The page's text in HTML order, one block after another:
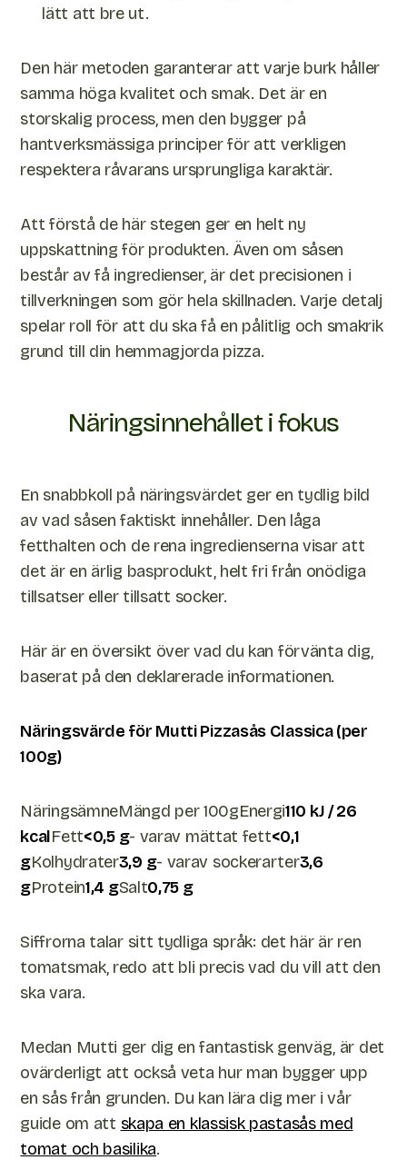
lätt att bre ut.
Den här metoden garanterar att varje burk håller
samma höga kvalitet och smak. Det är en
storskalig process, men den bygger på
hantverksmässiga principer för att verkligen
respektera råvarans ursprungliga karaktär.
Att förstå de här stegen ger en helt ny
uppskattning för produkten. Även om såsen
består av få ingredienser, är det precisionen i
tillverkningen som gör hela skillnaden. Varje detalj
spelar roll för att du ska få en pålitlig och smakrik
grund till din hemmagjorda pizza.
Näringsinnehållet i fokus
En snabbkoll på näringsvärdet ger en tydlig bild
av vad såsen faktiskt innehåller. Den låga
fetthalten och de rena ingredienserna visar att
det är en ärlig basprodukt, helt fri från onödiga
tillsatser eller tillsatt socker.
Här är en översikt över vad du kan förvänta dig,
baserat på den deklarerade informationen.
Näringsvärde för Mutti Pizzasås Classica (per
100g)
NäringsämneMängd per 100gEnergi110 kJ / 26
kcalFett<0,5 g- varav mättat fett<0,1
gKolhydrater3,9 g- varav sockerarter3,6
gProtein1,4 gSalt0,75 g
Siffrorna talar sitt tydliga språk: det här är ren
tomatsmak, redo att bli precis vad du vill att den
ska vara.
Medan Mutti ger dig en fantastisk genväg, är det
ovärderligt att också veta hur man bygger upp
en sås från grunden. Du kan lära dig mer i vår
guide om att skapa en klassisk pastasås med
tomat och basilika.